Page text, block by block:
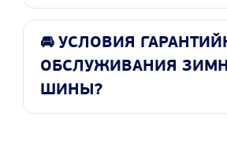
🚘 УСЛОВИЯ
ОБСЛУЖИВАНИЯ
ШИНЫ?